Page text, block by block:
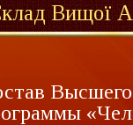
Вищої